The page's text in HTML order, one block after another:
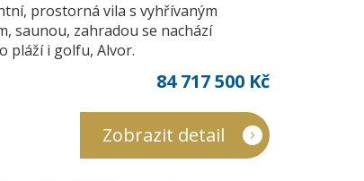
prostorná vila s vyhřívaným
saunou, zahradou se nachází
pláží i golfu, Alvor.
84 717 500 Kč
Zobrazit detail